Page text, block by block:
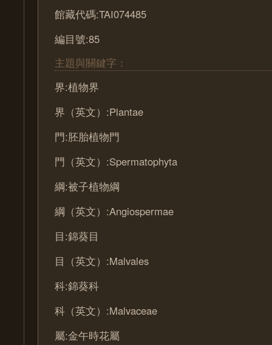
館藏代碼:TAI074485
編目號:85
主題與關鍵字：
界:植物界
界（英文）:Plantae
門:胚胎植物門
門（英文）:Spermatophyta
綱:被子植物綱
綱（英文）:Angiospermae
目:錦葵目
目（英文）:Malvales
科:錦葵科
科（英文）:Malvaceae
屬:金午時花屬